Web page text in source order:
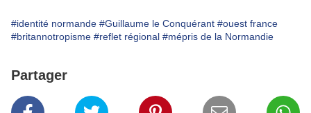
#identité normande #Guillaume le Conquérant #ouest france
#britannotropisme #reflet régional #mépris de la Normandie
Partager